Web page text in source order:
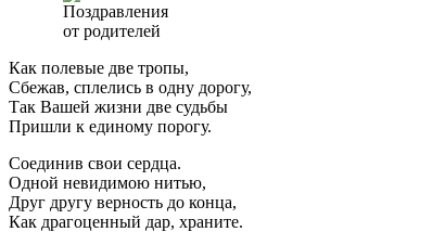
Как полевые две тропы,
Сбежав, сплелись в одну дорогу,
Так Вашей жизни две судьбы
Пришли к единому порогу.
Соединив свои сердца.
Одной невидимою нитью,
Друг другу верность до конца,
Как драгоценный дар, храните.